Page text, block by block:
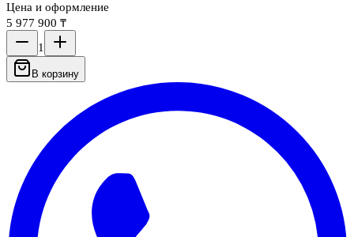
Цена и оформление
5 977 900 ₸
1
В корзину